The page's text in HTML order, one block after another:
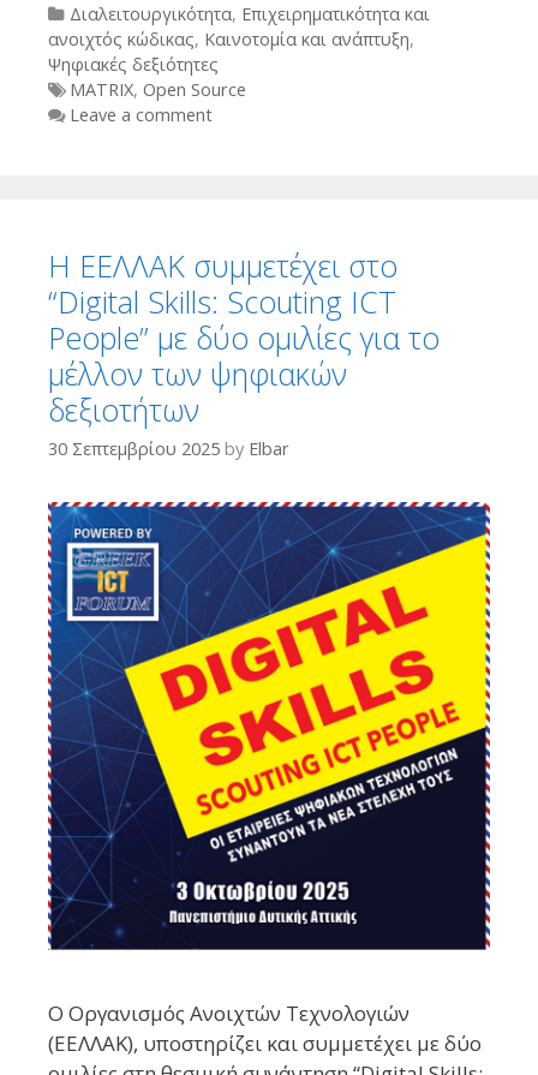
Categories
Διαλειτουργικότητα, Επιχειρηματικότητα και
ανοιχτός κώδικας, Καινοτομία και ανάπτυξη,
Ψηφιακές δεξιότητες
Tags
MATRIX, Open Source
Leave a comment
Η ΕΕΛΛΑΚ συμμετέχει στο
“Digital Skills: Scouting ICT
People” με δύο ομιλίες για το
μέλλον των ψηφιακών
δεξιοτήτων
30 Σεπτεμβρίου 2025 by Elbar
Ο Οργανισμός Ανοιχτών Τεχνολογιών
(ΕΕΛΛΑΚ), υποστηρίζει και συμμετέχει με δύο